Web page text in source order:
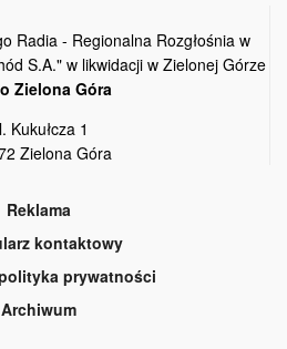
Radia - Regionalna Rozgłośnia w
S.A." w likwidacji w Zielonej Górze
Zielona Góra
Kukułcza 1
Zielona Góra
Reklama
kontaktowy
prywatności
Archiwum